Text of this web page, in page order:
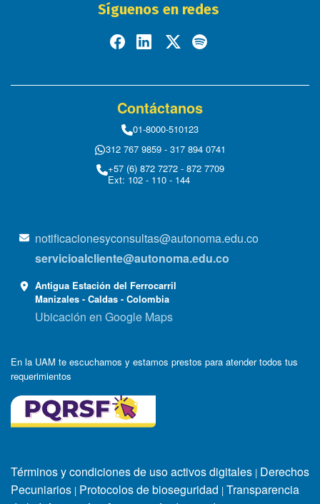
Síguenos en redes
Contáctanos
01-8000-510123
312 767 9859 - 317 894 0741
+57 (6) 872 7272 - 872 7709
Ext: 102 - 110 - 144
notificacionesyconsultas@autonoma.edu.co
servicioalcliente@autonoma.edu.co
Antigua Estación del Ferrocarril
Manizales - Caldas - Colombia
Ubicación en Google Maps
En la UAM te escuchamos y estamos prestos para atender todos tus
requerimientos
Términos y condiciones de uso activos digitales | Derechos
Pecuniarios | Protocolos de bioseguridad | Transparencia